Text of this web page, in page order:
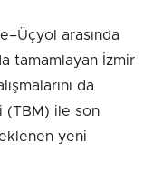
arasında
tamamlayan İzmir
da
(TBM) ile son
yeni